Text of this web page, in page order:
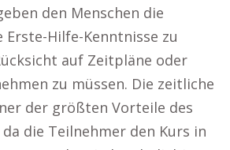
den Menschen die
Erste-Hilfe-Kenntnisse zu
auf Zeitpläne oder
zu müssen. Die zeitliche
der größten Vorteile des
die Teilnehmer den Kurs in